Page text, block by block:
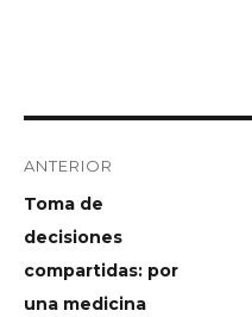
ANTERIOR
Toma de
decisiones
compartidas: por
una medicina